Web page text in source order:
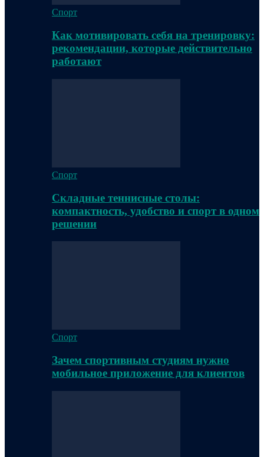
Спорт
Как мотивировать себя на тренировку:
рекомендации, которые действительно
работают
Спорт
Складные теннисные столы:
компактность, удобство и спорт в одном
решении
Спорт
Зачем спортивным студиям нужно
мобильное приложение для клиентов